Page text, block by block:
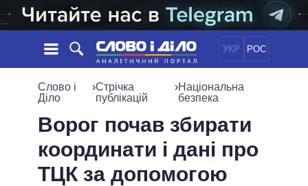
УКР РОС
НОВИНИ
ПОДІЇ
СТАТТІ
ДУМКИ
ПОЛІТИКА
ЕКОНОМІКА
СУСПІЛЬСТВО
СВІТ
ОБIЦЯНКИ
ПОЛIТИКИ
УСІ ПОЛІТИКИІНФОГРАФІКА
Слово і
Діло
›Стрічка
публікацій
›Національна
безпека
Ворог почав збирати
координати і дані про
ТЦК за допомогою